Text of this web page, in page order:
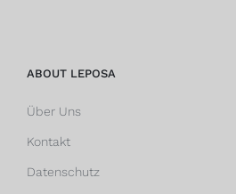
ABOUT LEPOSA
Über Uns
Kontakt
Datenschutz